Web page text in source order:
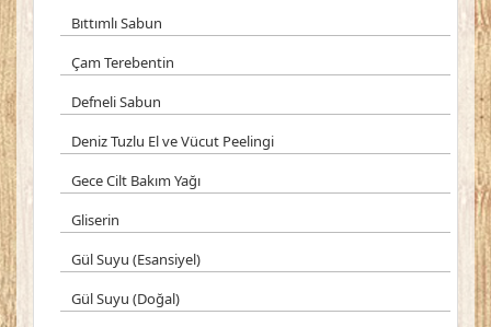
Bıttımlı Sabun
Çam Terebentin
Defneli Sabun
Deniz Tuzlu El ve Vücut Peelingi
Gece Cilt Bakım Yağı
Gliserin
Gül Suyu (Esansiyel)
Gül Suyu (Doğal)